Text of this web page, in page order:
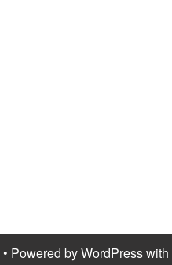
• Powered byWordPresswith